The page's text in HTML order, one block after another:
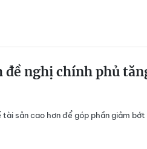
đề nghị chính phủ
sản cao hơn để góp phần giảm bớt